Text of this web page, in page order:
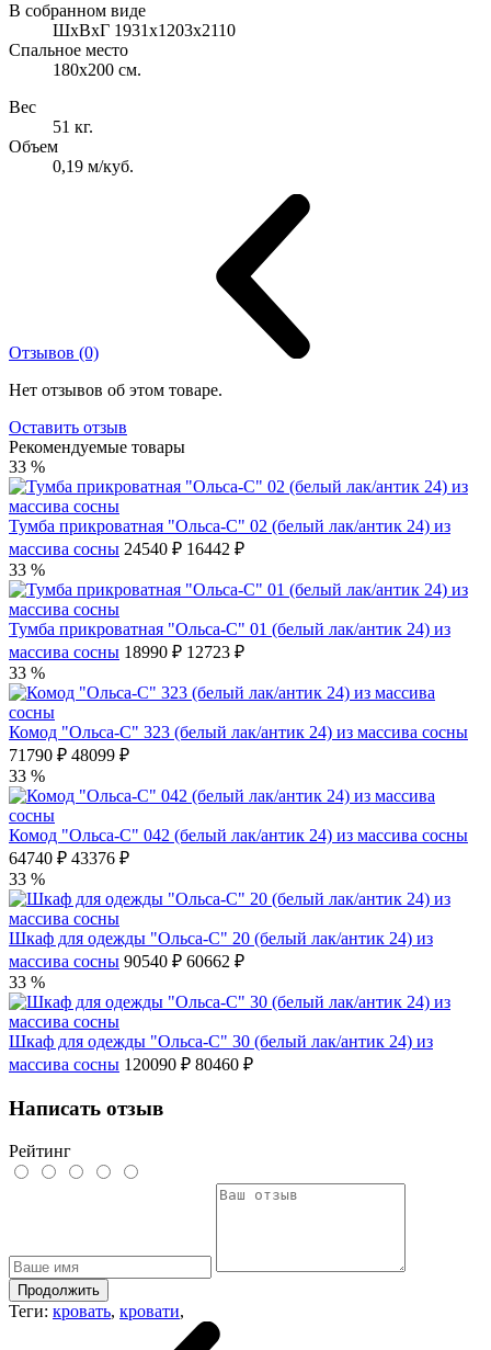
В собранном виде
ШхВхГ 1931x1203x2110
Спальное место
180х200 см.
Вес
51 кг.
Объем
0,19 м/куб.
Отзывов (0)
Нет отзывов об этом товаре.
Оставить отзыв
Рекомендуемые товары
33 %
Тумба прикроватная "Ольса-С" 02 (белый лак/антик 24) из
массива сосны 24540 ₽ 16442 ₽
33 %
Тумба прикроватная "Ольса-С" 01 (белый лак/антик 24) из
массива сосны 18990 ₽ 12723 ₽
33 %
Комод "Ольса-С" 323 (белый лак/антик 24) из массива сосны
71790 ₽ 48099 ₽
33 %
Комод "Ольса-С" 042 (белый лак/антик 24) из массива сосны
64740 ₽ 43376 ₽
33 %
Шкаф для одежды "Ольса-С" 20 (белый лак/антик 24) из
массива сосны 90540 ₽ 60662 ₽
33 %
Шкаф для одежды "Ольса-С" 30 (белый лак/антик 24) из
массива сосны 120090 ₽ 80460 ₽
Написать отзыв
Рейтинг
Продолжить
Теги: кровать, кровати,